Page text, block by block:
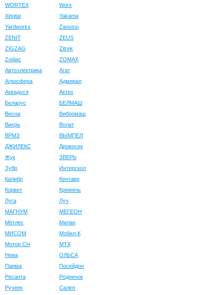
WORTEX
Worx
Xingtai
Yakama
Yardworks
Zanussi
ZENIT
ZEUS
ZIGZAG
Zitrek
Zodiac
ZOMAX
Автоэлектрика
Агат
Агросфера
Адмирал
Аквадуся
Актех
Беларус
БЕЛМАШ
Весна
Вибромаш
Вихрь
Волат
ВРМЗ
ВЫМПЕЛ
ДЖИЛЕКС
Дровосек
Жук
ЗВЕРЬ
Зубр
Интерскол
Калибр
Кентавр
Корвет
Кремень
Луга
Луч
МАГНУМ
МЕГЕОН
Метлес
Милан
МИСОМ
Мобил-К
Мотор Сiч
МТХ
Нева
ОЛЬСА
Парма
Посейдон
Ресанта
Родничок
Ручеек
Салют